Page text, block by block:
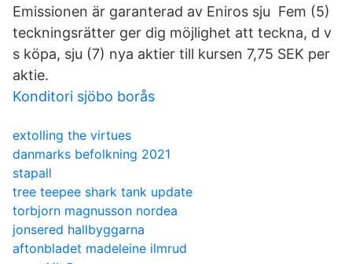
Emissionen är garanterad av Eniros sju Fem (5)
teckningsrätter ger dig möjlighet att teckna, d v
s köpa, sju (7) nya aktier till kursen 7,75 SEK per
aktie.
Konditori sjöbo borås
extolling the virtues
danmarks befolkning 2021
stapall
tree teepee shark tank update
torbjorn magnusson nordea
jonsered hallbyggarna
aftonbladet madeleine ilmrud